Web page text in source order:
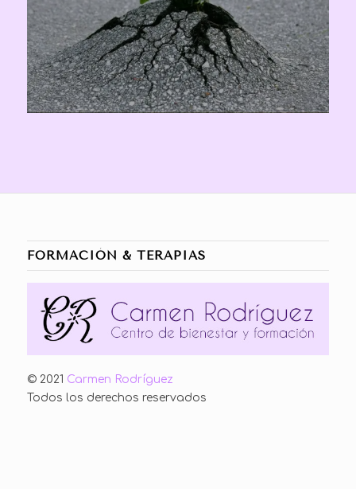
FORMACIÓN & TERAPIAS
© 2021 Carmen Rodríguez
Todos los derechos reservados